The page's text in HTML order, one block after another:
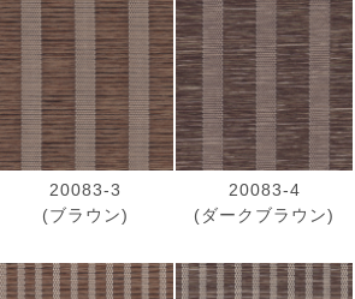
20083-3
(ブラウン)
20083-4
(ダークブラウン)